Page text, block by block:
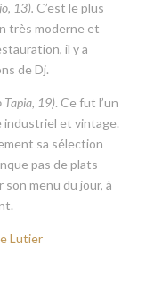
13). C’est le plus
très moderne et
il y a
de Dj.
Tapia, 19). Ce fut l’un
industriel et vintage.
sa sélection
pas de plats
menu du jour, à
Lutier